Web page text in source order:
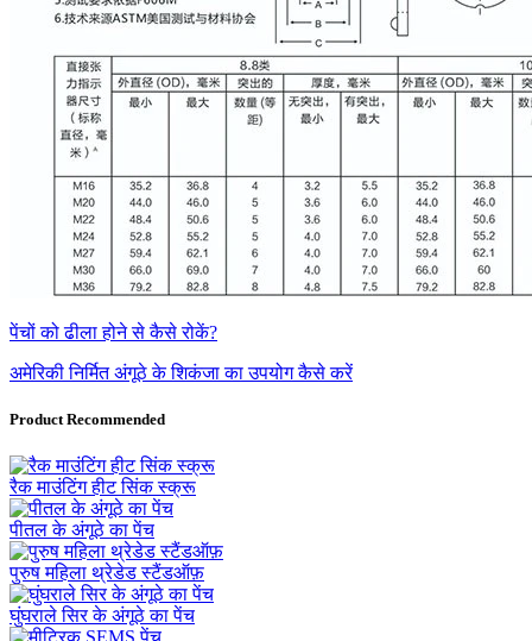
पेंचों को ढीला होने से कैसे रोकें?
अमेरिकी निर्मित अंगूठे के शिकंजा का उपयोग कैसे करें
Product Recommended
रैक माउंटिंग हीट सिंक स्क्रू
पीतल के अंगूठे का पेंच
पुरुष महिला थ्रेडेड स्टैंडऑफ़
घुंघराले सिर के अंगूठे का पेंच